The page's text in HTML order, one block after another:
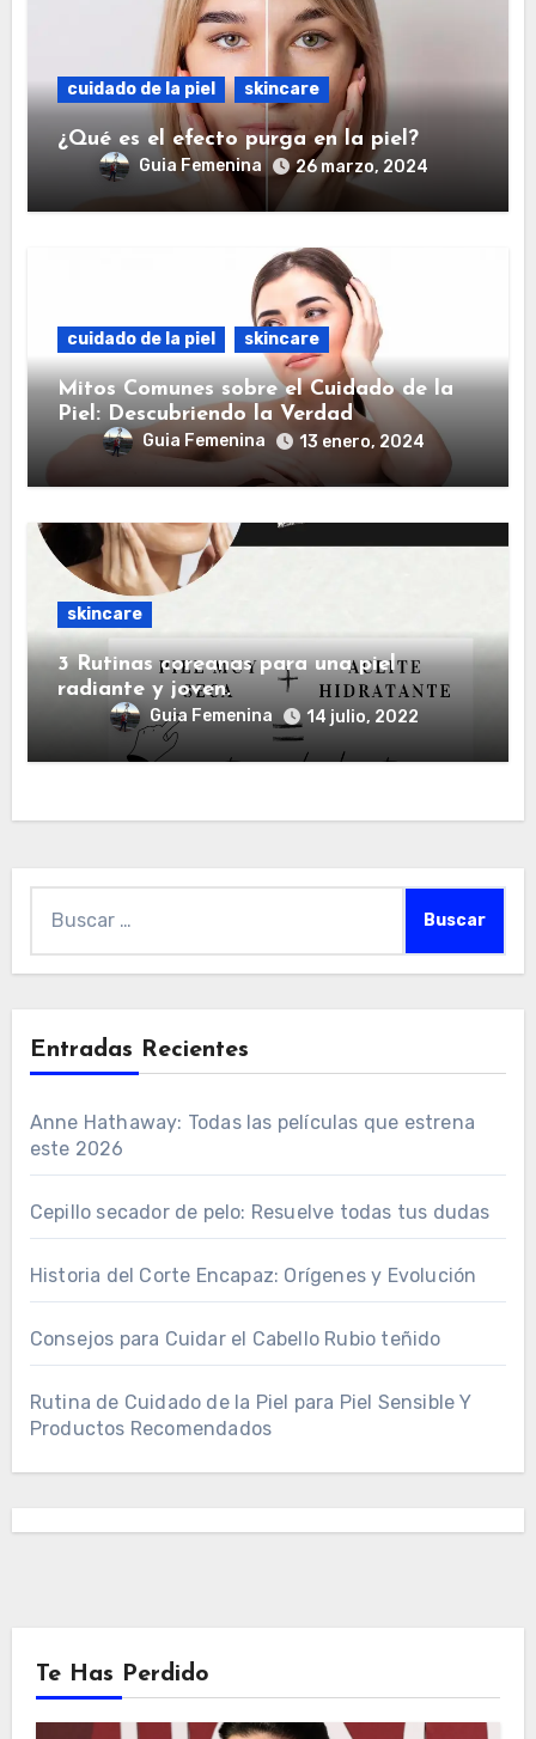
cuidado de la piel skincare
¿Qué es el efecto purga en la piel?
Guia Femenina 26 marzo, 2024
cuidado de la piel skincare
Mitos Comunes sobre el Cuidado de la
Piel: Descubriendo la Verdad
Guia Femenina 13 enero, 2024
skincare
3 Rutinas coreanas para una piel
radiante y joven.
Guia Femenina 14 julio, 2022
Entradas Recientes
Anne Hathaway: Todas las películas que estrena
este 2026
Cepillo secador de pelo: Resuelve todas tus dudas
Historia del Corte Encapaz: Orígenes y Evolución
Consejos para Cuidar el Cabello Rubio teñido
Rutina de Cuidado de la Piel para Piel Sensible Y
Productos Recomendados
Te Has Perdido